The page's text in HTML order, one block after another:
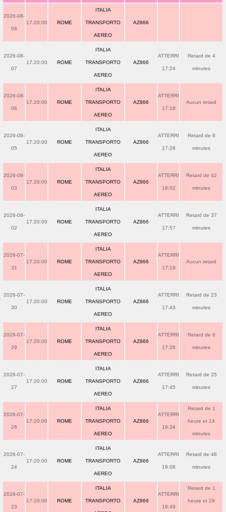
2026-08-
08
17:20:00 ROME
ITALIA
TRANSPORTO
AEREO
AZ866
2026-08-
07
17:20:00 ROME
ITALIA
TRANSPORTO
AEREO
AZ866
ATTERRI
17:24
Retard de 4
minutes
2026-08-
06
17:20:00 ROME
ITALIA
TRANSPORTO
AEREO
AZ866
ATTERRI
17:18
Aucun retard
2026-08-
05
17:20:00 ROME
ITALIA
TRANSPORTO
AEREO
AZ866
ATTERRI
17:28
Retard de 8
minutes
2026-08-
03
17:20:00 ROME
ITALIA
TRANSPORTO
AEREO
AZ866
ATTERRI
18:02
Retard de 42
minutes
2026-08-
02
17:20:00 ROME
ITALIA
TRANSPORTO
AEREO
AZ866
ATTERRI
17:57
Retard de 37
minutes
2026-07-
31
17:20:00 ROME
ITALIA
TRANSPORTO
AEREO
AZ866
ATTERRI
17:19
Aucun retard
2026-07-
30
17:20:00 ROME
ITALIA
TRANSPORTO
AEREO
AZ866
ATTERRI
17:43
Retard de 23
minutes
2026-07-
29
17:20:00 ROME
ITALIA
TRANSPORTO
AEREO
AZ866
ATTERRI
17:26
Retard de 6
minutes
2026-07-
27
17:20:00 ROME
ITALIA
TRANSPORTO
AEREO
AZ866
ATTERRI
17:45
Retard de 25
minutes
2026-07-
26
17:20:00 ROME
ITALIA
TRANSPORTO
AEREO
AZ866
ATTERRI
18:34
Retard de 1
heure et 14
minutes
2026-07-
24
17:20:00 ROME
ITALIA
TRANSPORTO
AEREO
AZ866
ATTERRI
18:08
Retard de 48
minutes
2026-07-
23
17:20:00 ROME
ITALIA
TRANSPORTO AZ866
ATTERRI
18:49
Retard de 1
heure et 29